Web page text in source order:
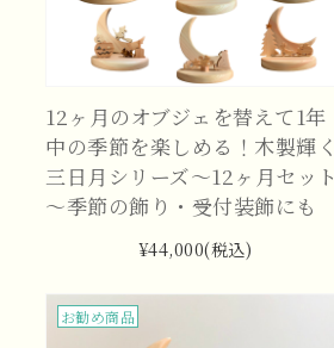
12ヶ月のオブジェを替えて1年
中の季節を楽しめる！木製輝く
三日月シリーズ～12ヶ月セット
～季節の飾り・受付装飾にも
¥44,000(税込)
お勧め商品